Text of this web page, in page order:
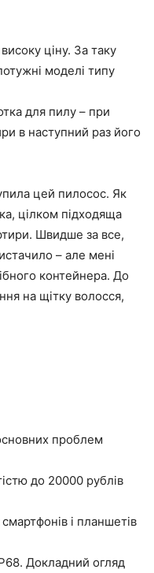
ціну. За таку
моделі типу
для пилу – при
в наступний раз його
цей пилосос. Як
цілком підходяща
Швидше за все,
– але мені
контейнера. До
на щітку волосся,
проблем
до 20000 рублів
і планшетів
Докладний огляд